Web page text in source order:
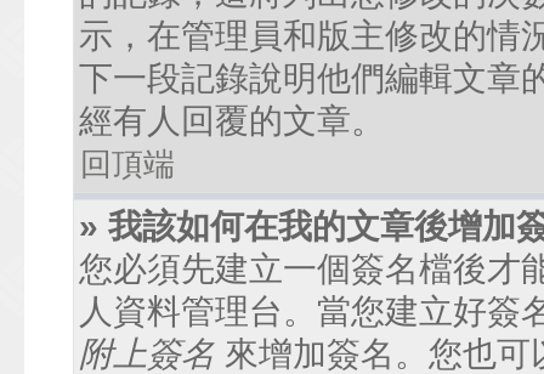
示，在管理員和版主修改的情
下一段記錄說明他們編輯文章
經有人回覆的文章。
回頂端
» 我該如何在我的文章後增加
您必須先建立一個簽名檔後才
人資料管理台。當您建立好簽
附上簽名 來增加簽名。您也